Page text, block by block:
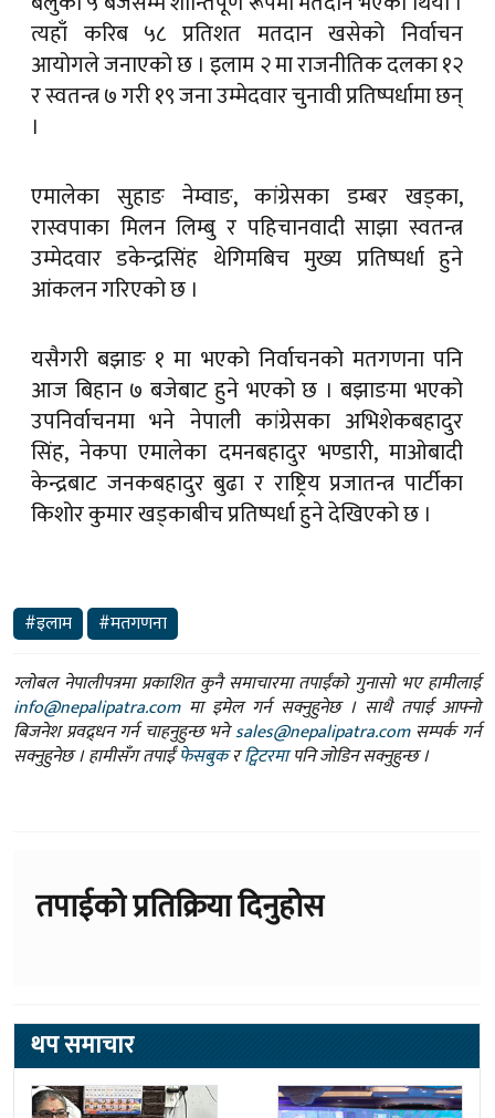
त्यहाँ करिब ५८ प्रतिशत मतदान खसेको निर्वाचन
आयोगले जनाएको छ । इलाम २ मा राजनीतिक दलका १२
र स्वतन्त्र ७ गरी १९ जना उम्मेदवार चुनावी प्रतिष्पर्धामा छन्
।
एमालेका सुहाङ नेम्वाङ, कांग्रेसका डम्बर खड्का,
रास्वपाका मिलन लिम्बु र पहिचानवादी साझा स्वतन्त्र
उम्मेदवार डकेन्द्रसिंह थेगिमबिच मुख्य प्रतिष्पर्धा हुने
आंकलन गरिएको छ ।
यसैगरी बझाङ १ मा भएको निर्वाचनको मतगणना पनि
आज बिहान ७ बजेबाट हुने भएको छ । बझाङमा भएको
उपनिर्वाचनमा भने नेपाली कांग्रेसका अभिशेकबहादुर
सिंह, नेकपा एमालेका दमनबहादुर भण्डारी, माओबादी
केन्द्रबाट जनकबहादुर बुढा र राष्ट्रिय प्रजातन्त्र पार्टीका
किशोर कुमार खड्काबीच प्रतिष्पर्धा हुने देखिएको छ ।
#इलाम
#मतगणना
ग्लोबल नेपालीपत्रमा प्रकाशित कुनै समाचारमा तपाईंको गुनासो भए हामीलाई
info@nepalipatra.comमा इमेल गर्न सक्नुहुनेछ । साथै तपाई आफ्नो
बिजनेश प्रवद्र्धन गर्न चाहनुहुन्छ भनेsales@nepalipatra.comसम्पर्क गर्न
सक्नुहुनेछ । हामीसँग तपाईंफेसबुकरट्विटरमापनि जोडिन सक्नुहुन्छ ।
तपाईको प्रतिक्रिया दिनुहोस
थप समाचार